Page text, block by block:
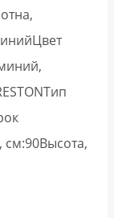
см:90Высота,